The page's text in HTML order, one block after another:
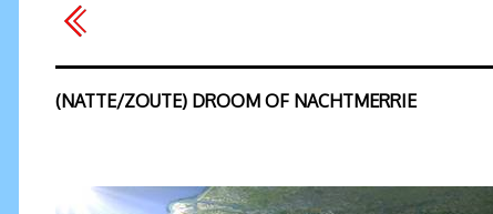
(NATTE/ZOUTE) DROOM OF NACHTMERRIE